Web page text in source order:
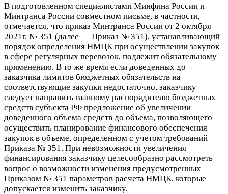
В подготовленном специалистами Минфина России и
Минтранса России совместном письме, в частности,
отмечается, что приказ Минтранса России от 2 октября
2021г. № 351 (далее — Приказ № 351), устанавливающий
порядок определения НМЦК при осуществлении закупок
в сфере регулярных перевозок, подлежит обязательному
применению. В то же время если доведенных до
заказчика лимитов бюджетных обязательств на
соответствующие закупки недостаточно, заказчику
следует направить главному распорядителю бюджетных
средств субъекта РФ предложение об увеличении
доведенного объема средств до объема, позволяющего
осуществить планирование финансового обеспечения
закупок в объеме, определенном с учетом требований
Приказа № 351. При невозможности увеличения
финансирования заказчику целесообразно рассмотреть
вопрос о возможности изменения предусмотренных
Приказом № 351 параметров расчета НМЦК, которые
допускается изменить заказчику.